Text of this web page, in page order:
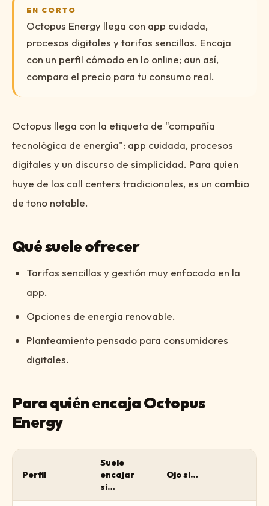
EN CORTO
Octopus Energy llega con app cuidada,
procesos digitales y tarifas sencillas. Encaja
con un perfil cómodo en lo online; aun así,
compara el precio para tu consumo real.
Octopus llega con la etiqueta de "compañía
tecnológica de energía": app cuidada, procesos
digitales y un discurso de simplicidad. Para quien
huye de los call centers tradicionales, es un cambio
de tono notable.
Qué suele ofrecer
Tarifas sencillas y gestión muy enfocada en la
app.
Opciones de energía renovable.
Planteamiento pensado para consumidores
digitales.
Para quién encaja Octopus
Energy
Perfil
Suele
encajar
si…
Ojo si…